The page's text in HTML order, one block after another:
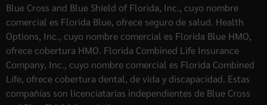
Blue Cross and Blue Shield of Florida, Inc., cuyo nombre
comercial es Florida Blue, ofrece seguro de salud. Health
Options, Inc., cuyo nombre comercial es Florida Blue HMO,
ofrece cobertura HMO. Florida Combined Life Insurance
Company, Inc., cuyo nombre comercial es Florida Combined
Life, ofrece cobertura dental, de vida y discapacidad. Estas
compañías son licenciatarias independientes de Blue Cross